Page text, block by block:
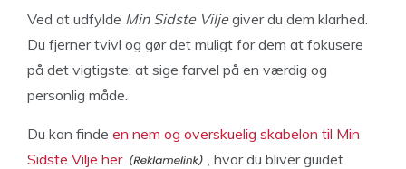
Ved at udfylde Min Sidste Viljegiver du dem klarhed.
Du fjerner tvivl og gør det muligt for dem at fokusere
på det vigtigste: at sige farvel på en værdig og
personlig måde.
Du kan finde en nem og overskuelig skabelon til Min
Sidste Vilje her
, hvor du bliver guidet